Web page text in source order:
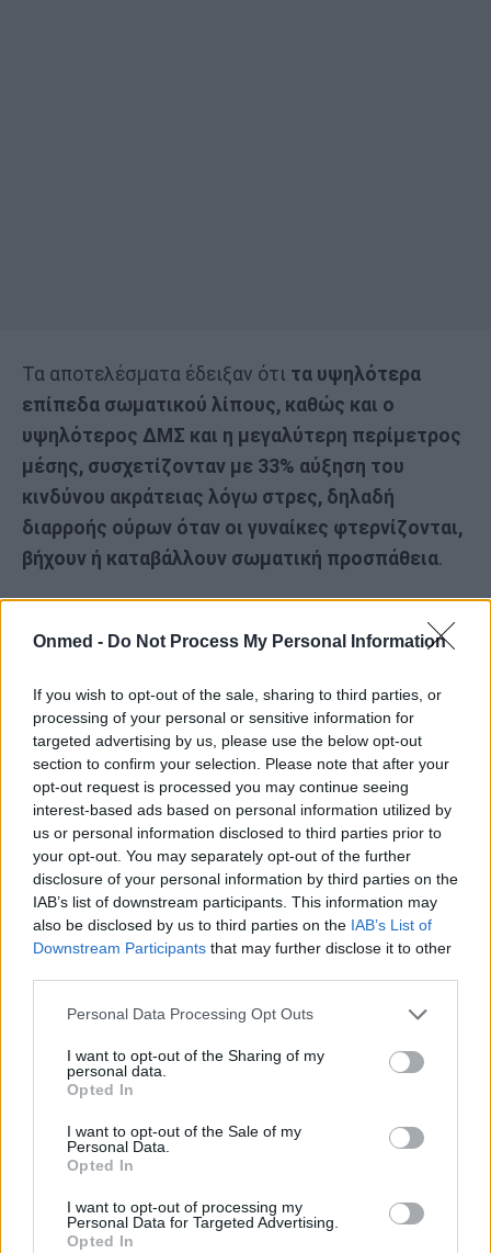
Onmed - Do Not Process My Personal Information
If you wish to opt-out of the sale, sharing to third parties, or
processing of your personal or sensitive information for
targeted advertising by us, please use the below opt-out
section to confirm your selection. Please note that after your
opt-out request is processed you may continue seeing
interest-based ads based on personal information utilized by
us or personal information disclosed to third parties prior to
your opt-out. You may separately opt-out of the further
disclosure of your personal information by third parties on the
IAB’s list of downstream participants. This information may
also be disclosed by us to third parties on the IAB’s List of
Downstream Participants that may further disclose it to other
Personal Data Processing Opt Outs
I want to opt-out of the Sharing of my
personal data.
Opted In
I want to opt-out of the Sale of my
Personal Data.
Opted In
I want to opt-out of processing my
Personal Data for Targeted Advertising.
Opted In
Τα αποτελέσματα έδειξαν ότι τα υψηλότερα
επίπεδα σωματικού λίπους, καθώς και ο
υψηλότερος ΔΜΣ και η μεγαλύτερη περίμετρος
μέσης, συσχετίζονταν με 33% αύξηση του
κινδύνου ακράτειας λόγω στρες, δηλαδή
διαρροής ούρων όταν οι γυναίκες φτερνίζονται,
βήχουν ή καταβάλλουν σωματική προσπάθεια.
Ο υψηλότερος κίνδυνος συσχετίζονταν με το
ανδροειδές πρότυπο, δηλαδή το υπερβολικό
στήθος και το άνω μέρος της πλάτης.
«Τόσο το μηχανικό όσο και το μεταβολικό στρες
του υπερβολικού βάρους και του υπερβολικού
λιπώδους ιστού προδιαθέτουν ένα άτομο στην
ανάπτυξη ακράτειας ούρων», έγραψαν οι
ερευνητές.
Σημείωσαν ότι οι γυναίκες με σοβαρή παχυσαρκία
–ΔΜΣ μεγαλύτερο από 35– εξαιρέθηκαν από τη
μελέτη, υποδηλώνοντας ότικαι τα χαμηλότερα
επίπεδα υπερβολικού βάρους μπορούν να
συμβάλουν στην ακράτεια λόγω στρες.
Απαιτείται περισσότερη έρευνα για να αποδειχθεί
εάν η απώλεια βάρους μπορεί να μειώσει αυτόν
τον κίνδυνο ή να χρησιμεύσει ως θεραπεία για την
Τα ευρήματα δημοσιεύτηκαν στο επιστημονικό